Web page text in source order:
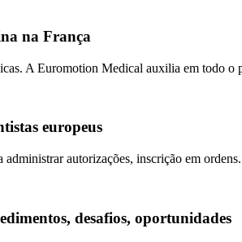
na França
A Euromotion Medical auxilia em todo o
europeus
autorizações, inscrição em
desafios, oportunidades